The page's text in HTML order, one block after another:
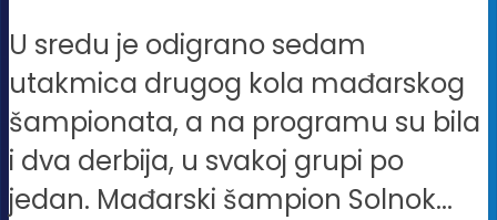
U sredu je odigrano sedam
utakmica drugog kola mađarskog
šampionata, a na programu su bila
i dva derbija, u svakoj grupi po
jedan. Mađarski šampion Solnok...